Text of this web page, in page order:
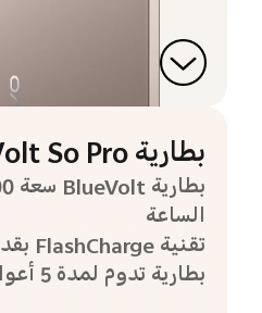
بطارية BlueVolt So Pro
الساعة
تقنية FlashCharge بقدرة 90 وات
بطارية تدوم لمدة 5 أعوام